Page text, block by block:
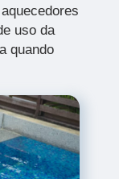
uso da
quando